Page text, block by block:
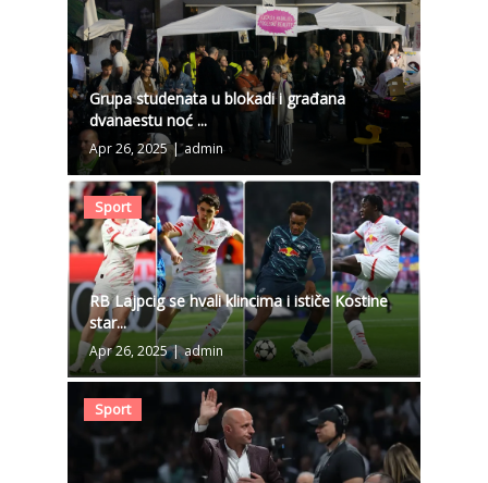
Grupa studenata u blokadi i građana
dvanaestu noć ...
Apr 26, 2025 | admin
Sport
RB Lajpcig se hvali klincima i ističe Kostine
star...
Apr 26, 2025 | admin
Sport